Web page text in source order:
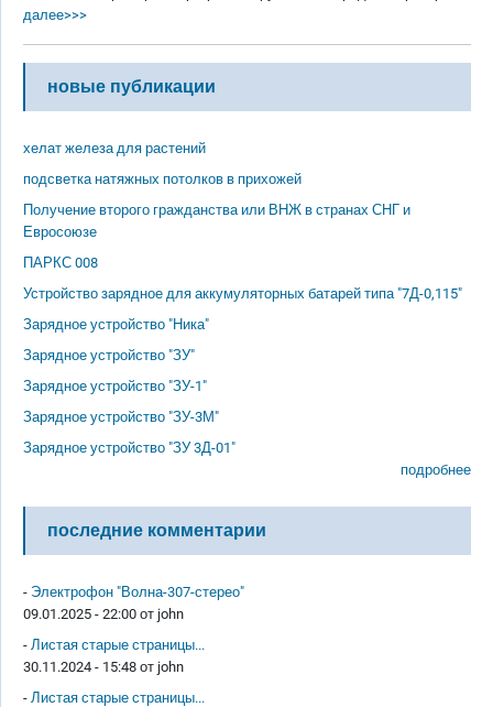
далее>>>
новые публикации
хелат железа для растений
подсветка натяжных потолков в прихожей
Получение второго гражданства или ВНЖ в странах СНГ и
Евросоюзе
ПАРКС 008
Устройство зарядное для аккумуляторных батарей типа "7Д-0,115"
Зарядное устройство "Ника"
Зарядное устройство "ЗУ"
Зарядное устройство "ЗУ-1"
Зарядное устройство "ЗУ-3М"
Зарядное устройство "ЗУ 3Д-01"
подробнее
последние комментарии
- Электрофон "Волна-307-стерео"
09.01.2025 - 22:00 от john
- Листая старые страницы...
30.11.2024 - 15:48 от john
- Листая старые страницы...